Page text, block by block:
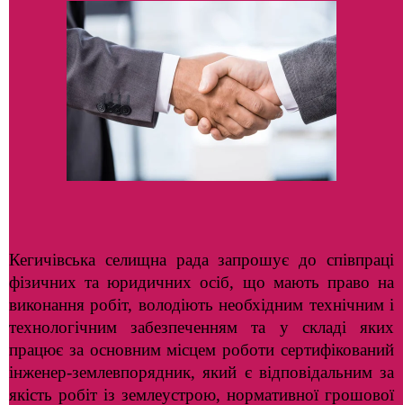
Кегичівська селищна рада запрошує до співпраці
фізичних та юридичних осіб, що мають право на
виконання робіт, володіють необхідним технічним і
технологічним забезпеченням та у складі яких
працює за основним місцем роботи сертифікований
інженер-землевпорядник, який є відповідальним за
якість робіт із землеустрою, нормативної грошової